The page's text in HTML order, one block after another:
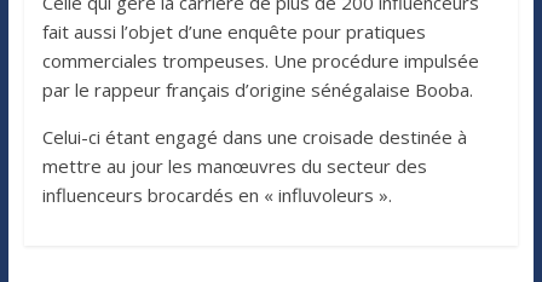
fait aussi l’objet d’une enquête pour pratiques
commerciales trompeuses. Une procédure impulsée
par le rappeur français d’origine sénégalaise Booba.
Celui-ci étant engagé dans une croisade destinée à
mettre au jour les manœuvres du secteur des
influenceurs brocardés en « influvoleurs ».